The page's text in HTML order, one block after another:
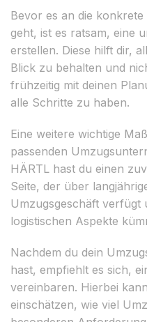
Bevor es an die
geht, ist es ratsam, eine
erstellen. Diese hilft dir,
Blick zu behalten und
frühzeitig mit deinen
alle Schritte zu haben.
Eine weitere wichtige
passenden
HÄRTL hast du einen
Seite, der über
Umzugsgeschäft verfügt
logistischen Aspekte
Nachdem du dein
hast, empfiehlt es sich,
vereinbaren. Hierbei
einschätzen, wie viel